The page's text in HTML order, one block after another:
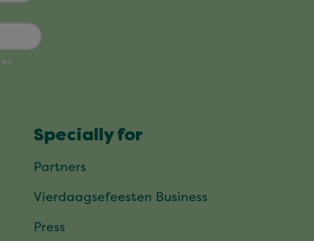
Specially for
Partners
Vierdaagsefeesten Business
Press